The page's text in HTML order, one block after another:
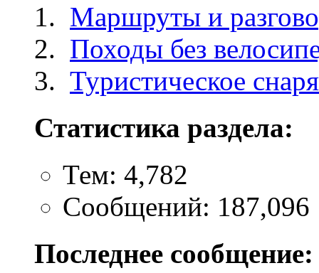
Маршруты и
Походы без
Туристическое
Статистика раздела:
Тем: 4,782
Сообщений: 187,096
Последнее сообщение: